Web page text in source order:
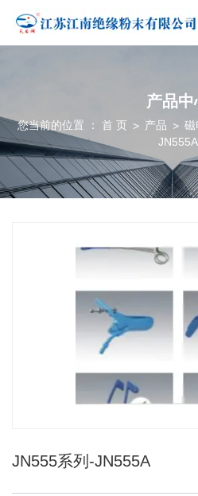
产品中
您当前的位置 ： 首 页 > 产品 > 磁
JN555A
JN555系列-JN555A